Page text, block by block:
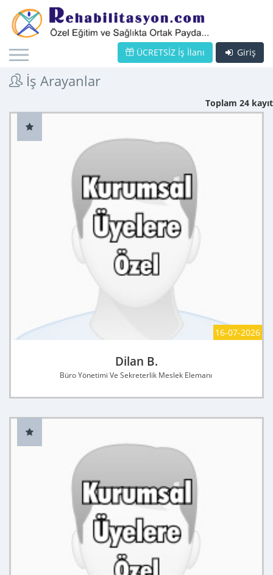
Giriş
ÜCRETSİZ İş İlanı
İş Arayanlar
Toplam 24 kayıt
16-07-2026
Dilan B.
Büro Yönetimi Ve Sekreterlik Meslek Elemanı